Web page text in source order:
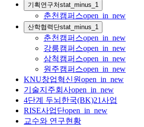
기획연구처stat_minus_1
춘천캠퍼스open_in_new
산학협력단stat_minus_1
춘천캠퍼스open_in_new
강릉캠퍼스open_in_new
삼척캠퍼스open_in_new
원주캠퍼스open_in_new
KNU창업혁신원open_in_new
기술지주회사open_in_new
4단계 두뇌한국(BK)21사업
RISE사업단open_in_new
교수와 연구현황